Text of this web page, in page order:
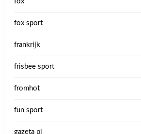
fox sport
frankrijk
frisbee sport
fromhot
fun sport
gazeta pl